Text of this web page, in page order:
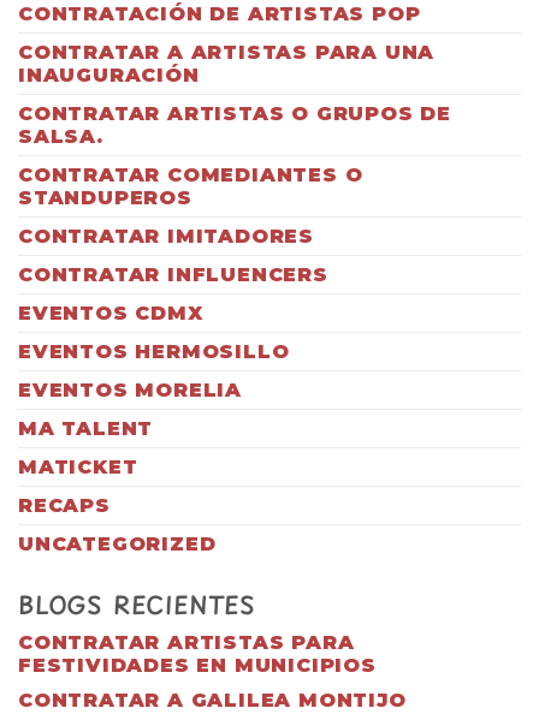
CONTRATACIÓN DE ARTISTAS POP
CONTRATAR A ARTISTAS PARA UNA
INAUGURACIÓN
CONTRATAR ARTISTAS O GRUPOS DE
SALSA.
CONTRATAR COMEDIANTES O
STANDUPEROS
CONTRATAR IMITADORES
CONTRATAR INFLUENCERS
EVENTOS CDMX
EVENTOS HERMOSILLO
EVENTOS MORELIA
MA TALENT
MATICKET
RECAPS
UNCATEGORIZED
BLOGS RECIENTES
CONTRATAR ARTISTAS PARA
FESTIVIDADES EN MUNICIPIOS
CONTRATAR A GALILEA MONTIJO